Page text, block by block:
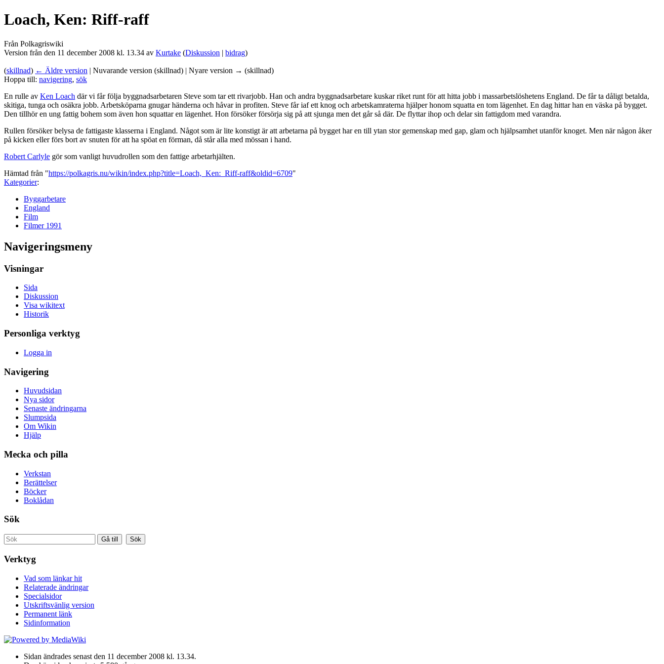
Loach, Ken: Riff-raff
Från Polkagriswiki
Version från den 11 december 2008 kl. 13.34 av Kurtake (Diskussion | bidrag)
(skillnad) ← Äldre version | Nuvarande version (skillnad) | Nyare version → (skillnad)
Hoppa till: navigering, sök
En rulle av Ken Loach där vi får följa byggnadsarbetaren Steve som tar ett rivarjobb. Han och andra byggnadsarbetare kuskar riket runt för att hitta jobb i massarbetslöshetens England. De får ta dåligt betalda,
skitiga, tunga och osäkra jobb. Arbetsköparna gnugar händerna och håvar in profiten. Steve får iaf ett knog och arbetskamraterna hjälper honom squatta en tom lägenhet. En dag hittar han en väska på bygget.
Den tillhör en ung fattig bohem som även hon squattar en lägenhet. Hon försöker försörja sig på att sjunga men det går så där. De flyttar ihop och delar sin fattigdom med varandra.
Rullen försöker belysa de fattigaste klasserna i England. Något som är lite konstigt är att arbetarna på bygget har en till ytan stor gemenskap med gap, glam och hjälpsamhet utanför knoget. Men när någon åker
på kicken eller förs bort av snuten för att ha spöat en förman, då står alla med mössan i hand.
Robert Carlyle gör som vanligt huvudrollen som den fattige arbetarhjälten.
Hämtad från "https://polkagris.nu/wikin/index.php?title=Loach,_Ken:_Riff-raff&oldid=6709"
Kategorier:
Byggarbetare
England
Film
Filmer 1991
Navigeringsmeny
Visningar
Sida
Diskussion
Visa wikitext
Historik
Personliga verktyg
Logga in
Navigering
Huvudsidan
Nya sidor
Senaste ändringarna
Slumpsida
Om Wikin
Hjälp
Mecka och pilla
Verkstan
Berättelser
Böcker
Boklådan
Sök
Verktyg
Vad som länkar hit
Relaterade ändringar
Specialsidor
Utskriftsvänlig version
Permanent länk
Sidinformation
Sidan ändrades senast den 11 december 2008 kl. 13.34.